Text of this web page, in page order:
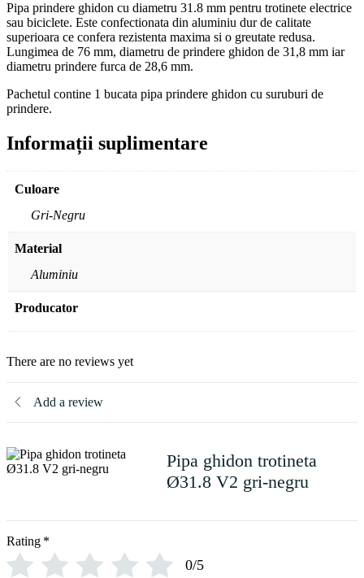
Pipa prindere ghidon cu diametru 31.8 mm pentru trotinete electrice
sau biciclete. Este confectionata din aluminiu dur de calitate
superioara ce confera rezistenta maxima si o greutate redusa.
Lungimea de 76 mm, diametru de prindere ghidon de 31,8 mm iar
diametru prindere furca de 28,6 mm.
Pachetul contine 1 bucata pipa prindere ghidon cu suruburi de
prindere.
Informații suplimentare
Culoare
Gri-Negru
Material
Aluminiu
Producator
There are no reviews yet
Add a review
Pipa ghidon trotineta
Ø31.8 V2 gri-negru
Rating *
0/5